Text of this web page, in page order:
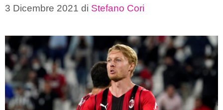
3 Dicembre 2021 di Stefano Cori